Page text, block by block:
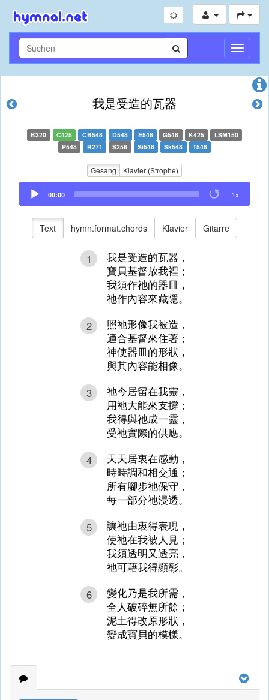
我是受造的瓦器
B320 C425 CB548 D548 E548 G548 K425
LSM150
P548
R271 S256 Si548 Sk548 T548
Gesang Klavier (Strophe)
Audio
Player
00:00 1x
Text hymn.format.chords Klavier Gitarre
1
我是受造的瓦器，
寶貝基督放我裡；
我須作祂的器皿，
祂作內容來藏隱。
2
照祂形像我被造，
適合基督來住著；
神使器皿的形狀，
與其內容能相像。
3
祂今居留在我靈，
用祂大能來支撐；
我得與祂成一靈，
受祂實際的供應。
4
天天居衷在感動，
時時調和相交通；
所有腳步祂保守，
每一部分祂浸透。
5
讓祂由衷得表現，
使祂在我被人見；
我須透明又透亮，
祂可藉我得顯彰。
6
變化乃是我所需，
全人破碎無所餘；
泥土得改原形狀，
變成寶貝的模樣。